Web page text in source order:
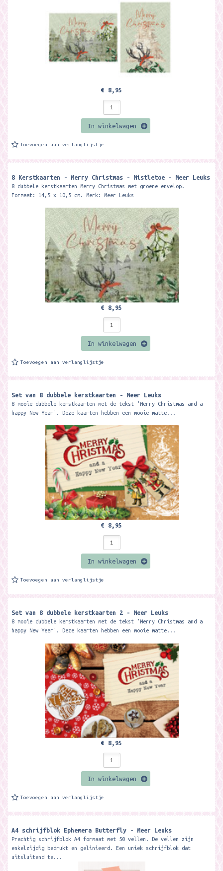
€ 8,95
In winkelwagen
Toevoegen aan verlanglijstje
8 Kerstkaarten - Merry Christmas - Mistletoe - Meer Leuks
8 dubbele kerstkaarten Merry Christmas met groene envelop.
Formaat: 14,5 x 10,5 cm. Merk: Meer Leuks
€ 8,95
In winkelwagen
Toevoegen aan verlanglijstje
Set van 8 dubbele kerstkaarten - Meer Leuks
8 mooie dubbele kerstkaarten met de tekst 'Merry Christmas and a
happy New Year'. Deze kaarten hebben een mooie matte...
€ 8,95
In winkelwagen
Toevoegen aan verlanglijstje
Set van 8 dubbele kerstkaarten 2 - Meer Leuks
8 mooie dubbele kerstkaarten met de tekst 'Merry Christmas and a
happy New Year'. Deze kaarten hebben een mooie matte...
€ 8,95
In winkelwagen
Toevoegen aan verlanglijstje
A4 schrijfblok Ephemera Butterfly - Meer Leuks
Prachtig schrijfblok A4 formaat met 50 vellen. De vellen zijn
enkelzijdig bedrukt en gelinieerd. Een uniek schrijfblok dat
uitsluitend te...